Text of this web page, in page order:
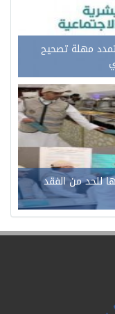
تمدد مهلة تصحيح
للحد من الفقد